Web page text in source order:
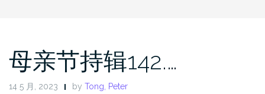
母亲节持辑142.…
14 5 月, 2023 by Tong, Peter